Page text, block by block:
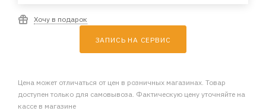
Хочу в подарок
ЗАПИСЬ НА СЕРВИС
Цена может отличаться от цен в розничных магазинах. Товар
доступен только для самовывоза. Фактическую цену уточняйте на
кассе в магазине